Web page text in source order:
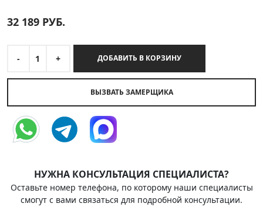
32 189 РУБ.
- 1 + ДОБАВИТЬ В КОРЗИНУ
ВЫЗВАТЬ ЗАМЕРЩИКА
НУЖНА КОНСУЛЬТАЦИЯ СПЕЦИАЛИСТА?
Оставьте номер телефона, по которому наши специалисты
смогут с вами связаться для подробной консультации.